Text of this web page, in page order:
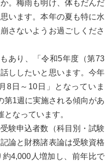
。梅雨も明け、体もだんだ
います。本年の夏も特に水
さないようお過ごしくださ
あり、「令和5年度（第73
ししたいと思います。今年
8日～10日」となっていま
第1週に実施される傾向があ
なっています。
験申込者数（科目別・試験
論と財務諸表論は受験資格
4,000人増加し、前年比で